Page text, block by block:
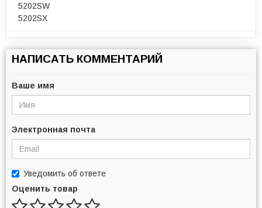
5202SW
5202SX
НАПИСАТЬ КОММЕНТАРИЙ
Ваше имя
Электронная почта
Уведомить об ответе
Оценить товар